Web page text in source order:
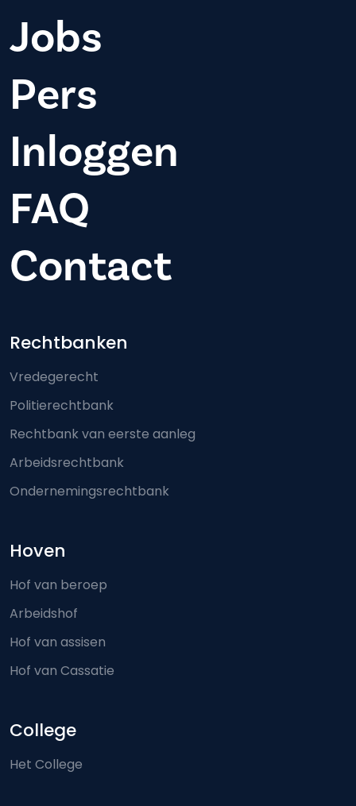
Jobs
Pers
Inloggen
FAQ
Contact
Footer-menu
Rechtbanken
Vredegerecht
Politierechtbank
Rechtbank van eerste aanleg
Arbeidsrechtbank
Ondernemingsrechtbank
Hoven
Hof van beroep
Arbeidshof
Hof van assisen
Hof van Cassatie
College
Het College